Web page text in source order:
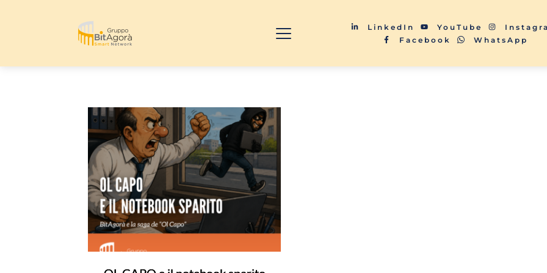
LinkedIn YouTube
Facebook
WhatsApp